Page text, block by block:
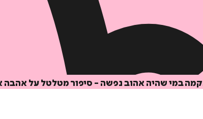
במי שהיה אהוב נפשה - סיפור מטלטל על